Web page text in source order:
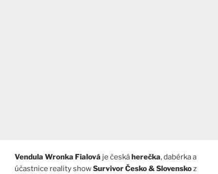
Vendula Wronka Fialová je českáherečka, dabérka a
účastnice reality showSurvivor Česko & Slovenskoz